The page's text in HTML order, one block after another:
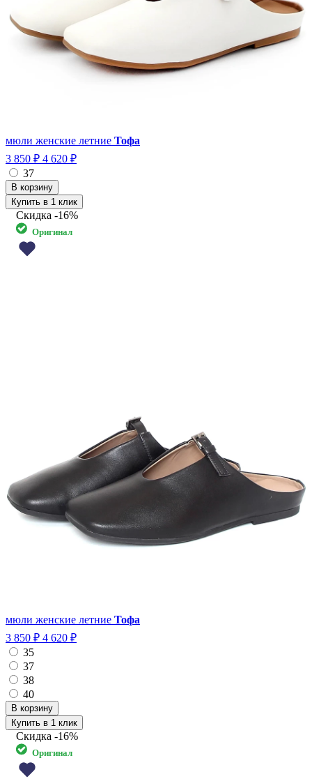
мюли женские летние Тофа
3 850 ₽ 4 620 ₽
37
Купить в 1 клик
Скидка -16%
Оригинал
мюли женские летние Тофа
3 850 ₽ 4 620 ₽
35
37
38
40
Купить в 1 клик
Скидка -16%
Оригинал